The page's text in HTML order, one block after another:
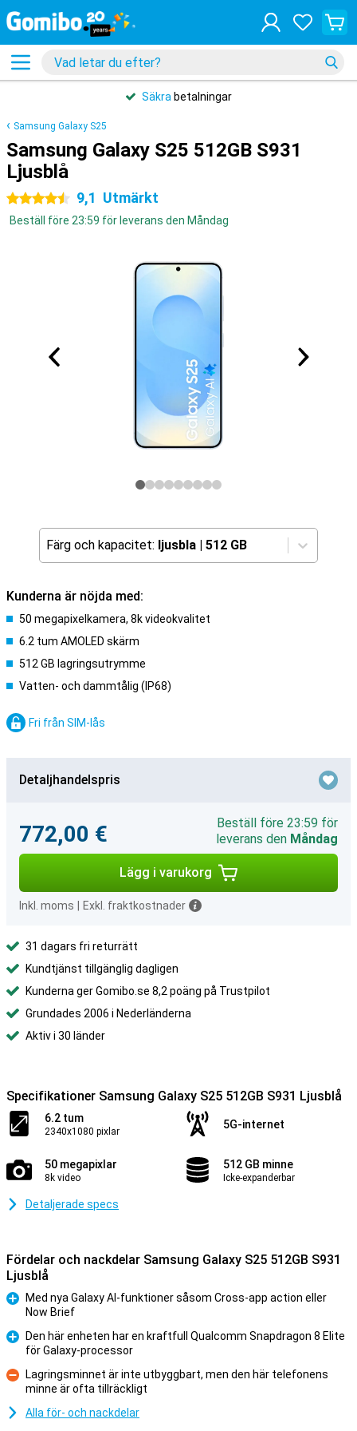
Säkra betalningar
Samsung Galaxy S25
Samsung Galaxy S25 512GB S931
Ljusblå
4.5 stjärnor 9,1 Utmärkt
Beställ före 23:59 för leverans den Måndag
Färg och kapacitet: ljusbla | 512 GB
Kunderna är nöjda med:
50 megapixelkamera, 8k videokvalitet
6.2 tum AMOLED skärm
512 GB lagringsutrymme
Vatten- och dammtålig (IP68)
Fri från SIM-lås
Detaljhandelspris
772,00 €
Beställ före 23:59 för
leverans den Måndag
Lägg i varukorg
Inkl. moms Exkl. fraktkostnader
31 dagars fri returrätt
Kundtjänst tillgänglig dagligen
Kunderna ger Gomibo.se 8,2 poäng på Trustpilot
Grundades 2006 i Nederländerna
Aktiv i 30 länder
Specifikationer Samsung Galaxy S25 512GB S931 Ljusblå
6.2 tum
2340x1080 pixlar
5G-internet
50 megapixlar
8k video
512 GB minne
Icke-expanderbar
Detaljerade specs
Fördelar och nackdelar Samsung Galaxy S25 512GB S931
Ljusblå
Fördelar
Med nya Galaxy AI-funktioner såsom Cross-app action eller
Now Brief
Fördelar
Den här enheten har en kraftfull Qualcomm Snapdragon 8 Elite
för Galaxy-processor
Nackdelar
Lagringsminnet är inte utbyggbart, men den här telefonens
minne är ofta tillräckligt
Alla för- och nackdelar